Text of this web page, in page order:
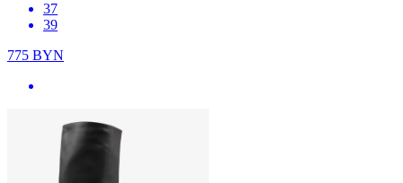
37
39
775 BYN